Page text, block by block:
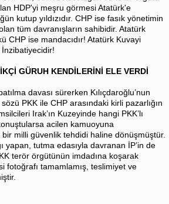
HDP'yi meşru görmesi Atatürk'e
kutup yıldızıdır. CHP ise fasık yönetimin
tüm davranışların sahibidir. Atatürk
CHP ise mandacıdır! Atatürk Kuvayi
GÜRUH KENDİLERİNİ ELE VERDİ
davası sürerken Kılıçdaroğlu’nun
sözü PKK ile CHP arasındaki kirli pazarlığın
Irak’ın Kuzeyinde hangi PKK’lı
acilen kamuoyuna
bir milli güvenlik tehdidi haline dönüşmüştür.
yapan, tutma edasıyla davranan İP’in de
terör örgütünün imdadına koşarak
fotoğrafı tamamlamış, teslimiyet ve